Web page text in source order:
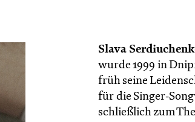
Slava
wurde 1999 in
früh seine
für die
schließlich zum